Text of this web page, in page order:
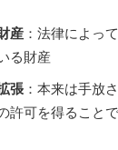
産 ：法律によっ
る財産
張 ：本来は手放
許可を得ること